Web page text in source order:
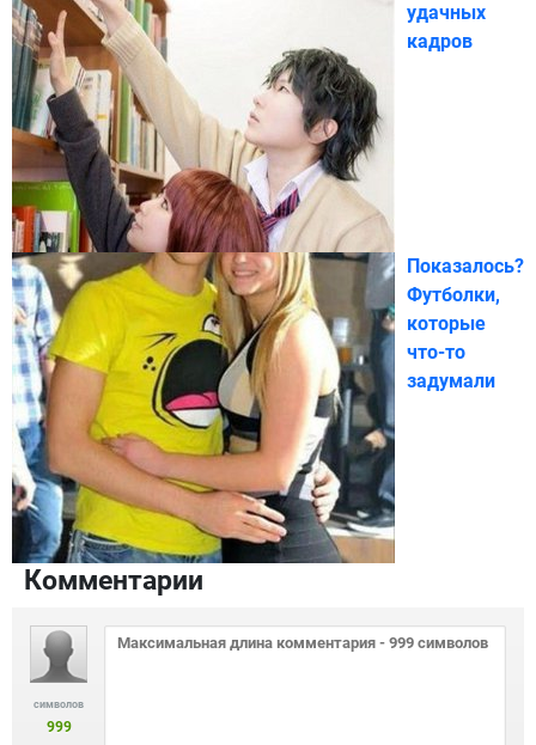
удачных
кадров
Показалось?
Футболки,
которые
что-то
задумали
Комментарии
символов
999